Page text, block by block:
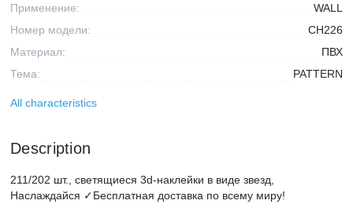
Применение:
WALL
Номер модели:
CH226
Материал:
ПВХ
Тема:
PATTERN
All characteristics
Description
211/202 шт., светящиеся 3d-наклейки в виде звезд,
Наслаждайся ✓Бесплатная доставка по всему миру!